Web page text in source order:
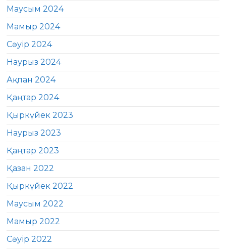
Маусым 2024
Мамыр 2024
Сәуір 2024
Наурыз 2024
Ақпан 2024
Қаңтар 2024
Қыркүйек 2023
Наурыз 2023
Қаңтар 2023
Қазан 2022
Қыркүйек 2022
Маусым 2022
Мамыр 2022
Сәуір 2022